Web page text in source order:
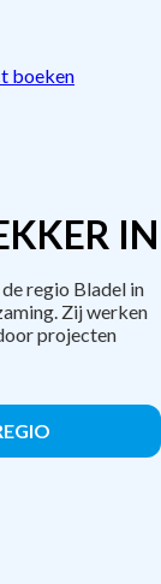
boeken
IN
regio Bladel in
Zij werken
projecten